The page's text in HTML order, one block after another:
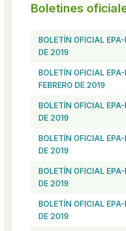
Boletines
BOLETÍN OFICIAL EPA-
DE 2019
BOLETÍN OFICIAL EPA-
FEBRERO DE 2019
BOLETÍN OFICIAL
DE 2019
BOLETÍN OFICIAL
DE 2019
BOLETÍN OFICIAL
DE 2019
BOLETÍN OFICIAL
DE 2019